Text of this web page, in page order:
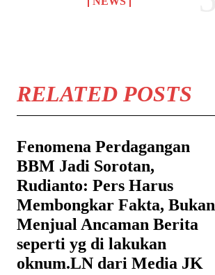
RELATED POSTS
Fenomena Perdagangan
BBM Jadi Sorotan,
Rudianto: Pers Harus
Membongkar Fakta, Bukan
Menjual Ancaman Berita
seperti yg di lakukan
oknum.LN dari Media JK